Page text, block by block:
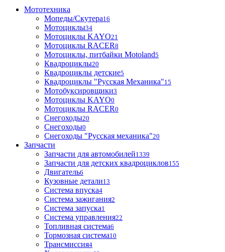
Мототехника
Мопеды/Скутера16
Мотоциклы34
Мотоциклы KAYO21
Мотоциклы RACER8
Мотоциклы, питбайки Motoland5
Квадроциклы20
Квадроциклы детские5
Квадроциклы "Русская Механика"15
Мотобуксировщики3
Мотоциклы KAYO0
Мотоциклы RACER0
Снегоходы20
Снегоходы0
Снегоходы "Русская механика"20
Запчасти
Запчасти для автомобилей1339
Запчасти для детских квадроциклов155
Двигатель6
Кузовные детали13
Система впуска4
Система зажигания2
Система запуска1
Система управления22
Топливная система6
Тормозная система10
Трансмиссия4